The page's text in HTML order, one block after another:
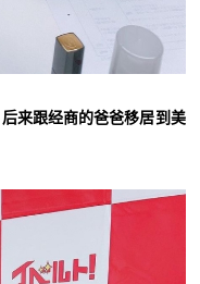
来跟经商的爸爸移居到美